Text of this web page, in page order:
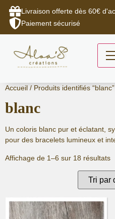
Livraison offerte dès 60€
Paiement sécurisé
Aller
contenu
Accueil / Produits identifiés “blanc”
blanc
Un coloris blanc pur et éclatant,
pour des bracelets lumineux et
Affichage de 1–6 sur 18 résultats